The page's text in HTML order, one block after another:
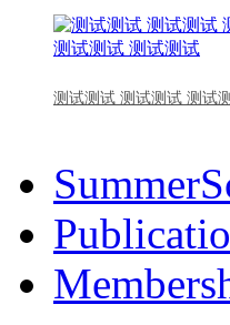
测试测试 测试测试 测试